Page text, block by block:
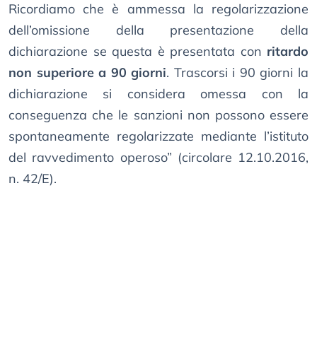
Ricordiamo che è ammessa la regolarizzazione
dell’omissione della presentazione della
dichiarazione se questa è presentata con ritardo
non superiore a 90 giorni. Trascorsi i 90 giorni la
dichiarazione si considera omessa con la
conseguenza che le sanzioni non possono essere
spontaneamente regolarizzate mediante l’istituto
del ravvedimento operoso” (circolare 12.10.2016,
n. 42/E).